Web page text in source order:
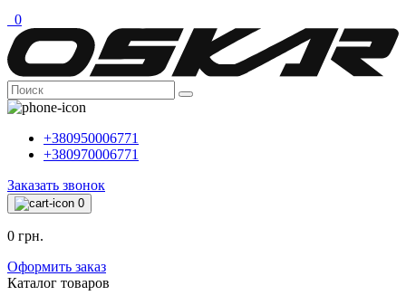
0
+380950006771
+380970006771
Заказать звонок
0
0 грн.
Оформить заказ
Каталог товаров